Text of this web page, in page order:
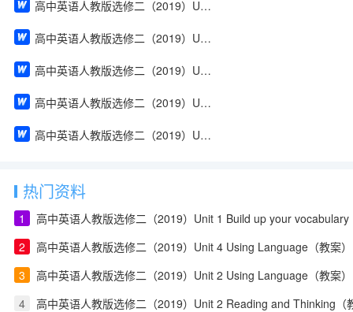
高中英语人教版选修二（2019）Unit 2 Discover useful structures（教案）
高中英语人教版选修二（2019）Unit 2 Build up your vocabulary（教案）
高中英语人教版选修二（2019）Unit 2 Assessing Your Progress & Project（教案）
高中英语人教版选修二（2019）Unit 1 Using Language（教案）
高中英语人教版选修二（2019）Unit 1 Reading and Thinking（教案）
热门资料
1
高中英语人教版选修二（2019）Unit 1 Build up your vocabulary
2
高中英语人教版选修二（2019）Unit 4 Using Language（教案）
3
高中英语人教版选修二（2019）Unit 2 Using Language（教案）
4
高中英语人教版选修二（2019）Unit 2 Reading and Thinking（